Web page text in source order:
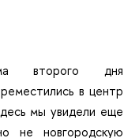
второго дня
в центр
мы увидели еще
не новгородскую